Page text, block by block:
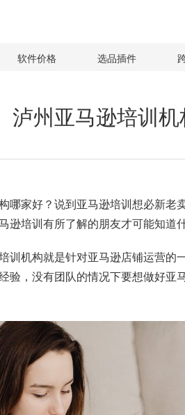
软件价格 选品插件
泸州亚马逊培训
哪家好？说到亚马逊培训想必新老
逊培训有所了解的朋友才可能知道
训机构就是针对亚马逊店铺运营
验，没有团队的情况下要想做好亚